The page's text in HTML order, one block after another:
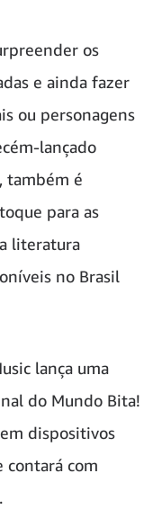
os
e ainda fazer
ou personagens
lançado
também é
para as
literatura
no Brasil
lança uma
do Mundo Bita!
dispositivos
contará com